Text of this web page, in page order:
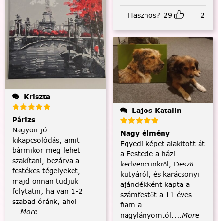
Kriszta
Párizs
Nagyon jó
kikapcsolódás, amit
bármikor meg lehet
szakítani, bezárva a
festékes tégelyeket,
majd onnan tudjuk
folytatni, ha van 1-2
szabad óránk, ahol
...More
Hasznos? 29 2
Lajos Katalin
Nagy élmény
Egyedi képet alakított át
a Festede a házi
kedvencünkről, Desző
kutyáról, és karácsonyi
ajándékként kapta a
számfestőt a 11 éves
fiam a
nagylányomtól. ...More